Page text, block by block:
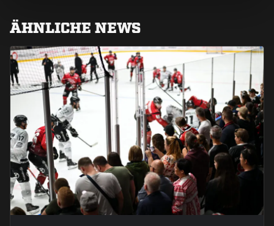
ÄHNLICHE NEWS